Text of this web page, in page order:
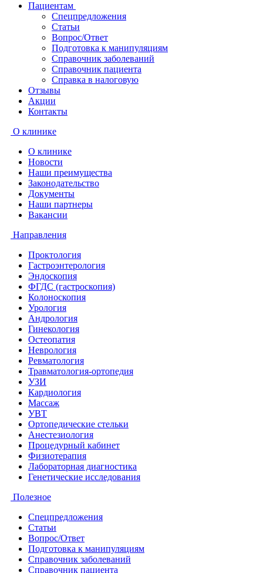
Пациентам
Спецпредложения
Статьи
Вопрос/Ответ
Подготовка к манипуляциям
Справочник заболеваний
Справочник пациента
Справка в налоговую
Отзывы
Акции
Контакты
О клинике
О клинике
Новости
Наши преимущества
Законодательство
Документы
Наши партнеры
Вакансии
Направления
Проктология
Гастроэнтерология
Эндоскопия
ФГДС (гастроскопия)
Колоноскопия
Урология
Андрология
Гинекология
Остеопатия
Неврология
Ревматология
Травматология-ортопедия
УЗИ
Кардиология
Массаж
УВТ
Ортопедические стельки
Анестезиология
Процедурный кабинет
Физиотерапия
Лабораторная диагностика
Генетические исследования
Полезное
Спецпредложения
Статьи
Вопрос/Ответ
Подготовка к манипуляциям
Справочник заболеваний
Справочник пациента